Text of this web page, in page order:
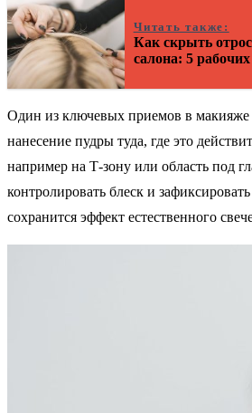
Читать также:
Как скрыть
салона: 5
Один из ключевых приемов в
нанесение пудры туда, где это
например на Т-зону или область под
контролировать блеск и
сохранится эффект естественного